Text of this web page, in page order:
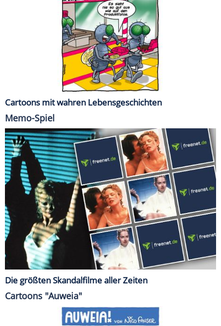
Cartoons mit wahren Lebensgeschichten
Memo-Spiel
Die größten Skandalfilme aller Zeiten
Cartoons "Auweia"